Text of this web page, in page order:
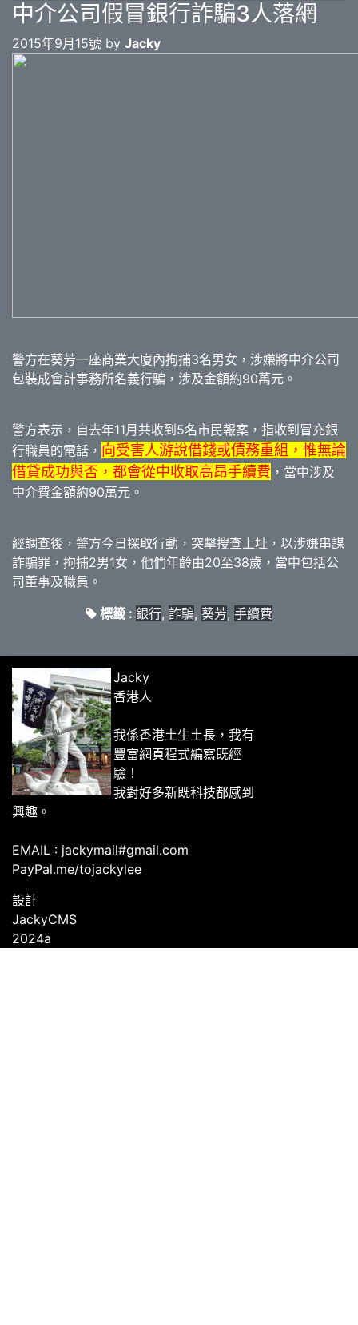
中介公司假冒銀行詐騙3人落網
2015年9月15號 by Jacky
警方在葵芳一座商業大廈內拘捕3名男女，涉嫌將中介公司
包裝成會計事務所名義行騙，涉及金額約90萬元。
警方表示，自去年11月共收到5名市民報案，指收到冒充銀
行職員的電話， 向受害人游說借錢或債務重組，惟無論
借貸成功與否，都會從中收取高昂手續費 ，當中涉及
中介費金額約90萬元。
經調查後，警方今日探取行動，突擊搜查上址，以涉嫌串謀
詐騙罪，拘捕2男1女，他們年齡由20至38歲，當中包括公
司董事及職員。
標籤 : 銀行, 詐騙, 葵芳, 手續費
Jacky
香港人
我係香港土生土長，我有
豐富網頁程式編寫既經
驗！
我對好多新既科技都感到
興趣。
EMAIL : jackymail#gmail.com
PayPal.me/tojackylee
設計
JackyCMS
2024a